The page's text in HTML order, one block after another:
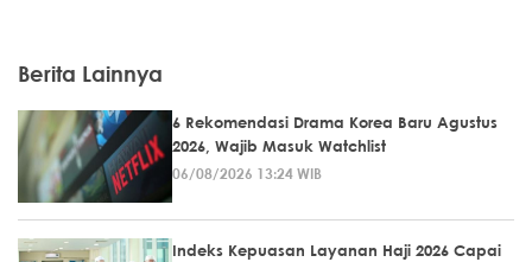
Berita Lainnya
6 Rekomendasi Drama Korea Baru Agustus
2026, Wajib Masuk Watchlist
06/08/2026 13:24 WIB
Indeks Kepuasan Layanan Haji 2026 Capai